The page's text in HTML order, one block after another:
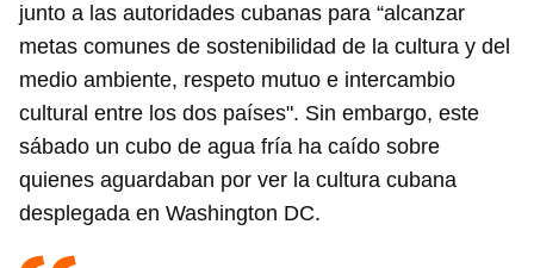
junto a las autoridades cubanas para “alcanzar
metas comunes de sostenibilidad de la cultura y del
medio ambiente, respeto mutuo e intercambio
cultural entre los dos países". Sin embargo, este
sábado un cubo de agua fría ha caído sobre
quienes aguardaban por ver la cultura cubana
desplegada en Washington DC.